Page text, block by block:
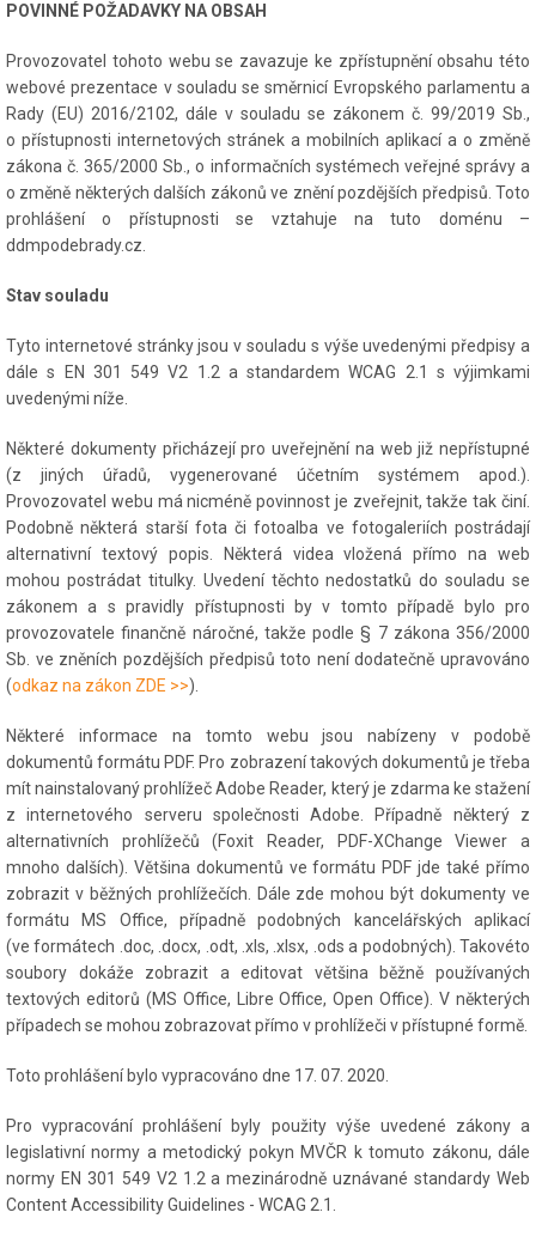
POVINNÉ POŽADAVKY NA OBSAH
Provozovatel tohoto webu se zavazuje ke zpřístupnění obsahu této
webové prezentace v souladu se směrnicí Evropského parlamentu a
Rady (EU) 2016/2102, dále v souladu se zákonem č. 99/2019 Sb.,
o přístupnosti internetových stránek a mobilních aplikací a o změně
zákona č. 365/2000 Sb., o informačních systémech veřejné správy a
o změně některých dalších zákonů ve znění pozdějších předpisů. Toto
prohlášení o přístupnosti se vztahuje na tuto doménu –
ddmpodebrady.cz.
Stav souladu
Tyto internetové stránky jsou v souladu s výše uvedenými předpisy a
dále s EN 301 549 V2 1.2 a standardem WCAG 2.1 s výjimkami
uvedenými níže.
Některé dokumenty přicházejí pro uveřejnění na web již nepřístupné
(z jiných úřadů, vygenerované účetním systémem apod.).
Provozovatel webu má nicméně povinnost je zveřejnit, takže tak činí.
Podobně některá starší fota či fotoalba ve fotogaleriích postrádají
alternativní textový popis. Některá videa vložená přímo na web
mohou postrádat titulky. Uvedení těchto nedostatků do souladu se
zákonem a s pravidly přístupnosti by v tomto případě bylo pro
provozovatele finančně náročné, takže podle § 7 zákona 356/2000
Sb. ve zněních pozdějších předpisů toto není dodatečně upravováno
(odkaz na zákon ZDE >>).
Některé informace na tomto webu jsou nabízeny v podobě
dokumentů formátu PDF. Pro zobrazení takových dokumentů je třeba
mít nainstalovaný prohlížeč Adobe Reader, který je zdarma ke stažení
z internetového serveru společnosti Adobe. Případně některý z
alternativních prohlížečů (Foxit Reader, PDF-XChange Viewer a
mnoho dalších). Většina dokumentů ve formátu PDF jde také přímo
zobrazit v běžných prohlížečích. Dále zde mohou být dokumenty ve
formátu MS Office, případně podobných kancelářských aplikací
(ve formátech .doc, .docx, .odt, .xls, .xlsx, .ods a podobných). Takovéto
soubory dokáže zobrazit a editovat většina běžně používaných
textových editorů (MS Office, Libre Office, Open Office). V některých
případech se mohou zobrazovat přímo v prohlížeči v přístupné formě.
Toto prohlášení bylo vypracováno dne 17. 07. 2020.
Pro vypracování prohlášení byly použity výše uvedené zákony a
legislativní normy a metodický pokyn MVČR k tomuto zákonu, dále
normy EN 301 549 V2 1.2 a mezinárodně uznávané standardy Web
Content Accessibility Guidelines - WCAG 2.1.